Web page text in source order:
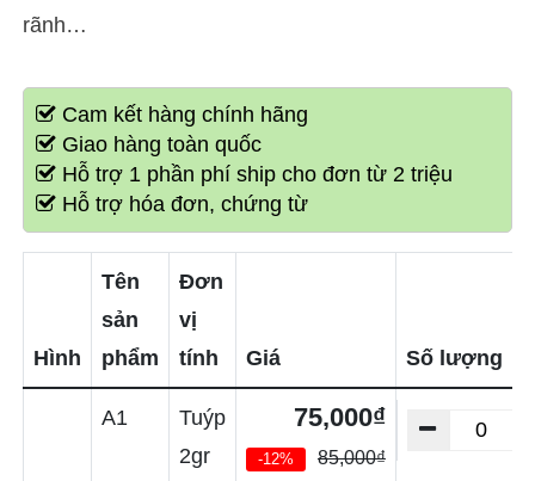
rãnh…
Cam kết hàng chính hãng
Giao hàng toàn quốc
Hỗ trợ 1 phần phí ship cho đơn từ 2 triệu
Hỗ trợ hóa đơn, chứng từ
Hình
Tên
sản
phẩm
Đơn
vị
tính
Giá Số lượng
A1
Tuýp
2gr
75,000₫
-12% 85,000₫